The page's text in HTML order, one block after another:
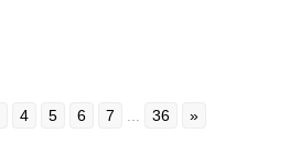
4 5 6 7 ... 36 »